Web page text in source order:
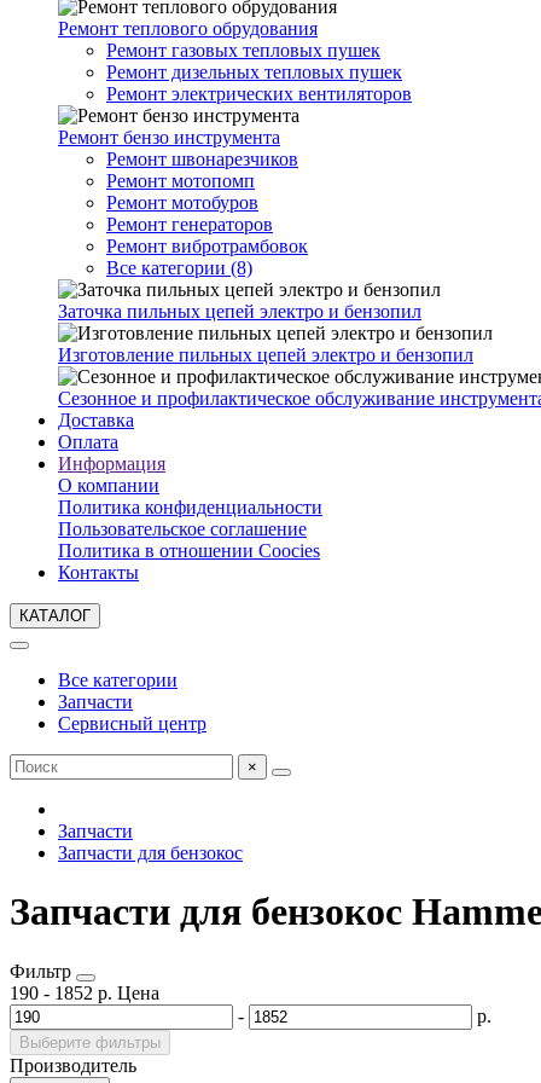
Ремонт теплового обрудования
Ремонт газовых тепловых пушек
Ремонт дизельных тепловых пушек
Ремонт электрических вентиляторов
Ремонт бензо инструмента
Ремонт швонарезчиков
Ремонт мотопомп
Ремонт мотобуров
Ремонт генераторов
Ремонт вибротрамбовок
Все категории (8)
Заточка пильных цепей электро и бензопил
Изготовление пильных цепей электро и бензопил
Сезонное и профилактическое обслуживание
Доставка
Оплата
Информация
О компании
Политика конфиденциальности
Пользовательское соглашение
Политика в отношении Coocies
Контакты
КАТАЛОГ
Все категории
Запчасти
Сервисный центр
×
Запчасти
Запчасти для бензокос
Запчасти для бензокос
Фильтр
190 - 1852 р. Цена
-
р.
Выберите фильтры
Производитель